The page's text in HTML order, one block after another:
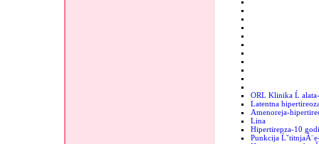
ORL Klinika Ĺ
Latentna
Amenoreja-
Lina
Hipertirepza-10
Punkcija